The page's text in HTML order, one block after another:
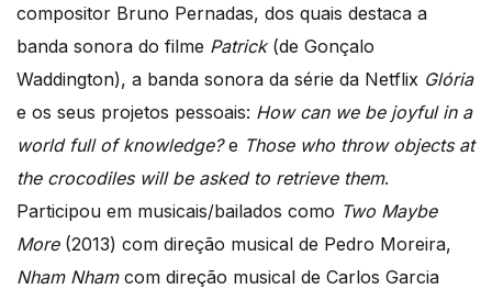
compositor Bruno Pernadas, dos quais destaca a
banda sonora do filme Patrick(de Gonçalo
Waddington), a banda sonora da série da Netflix Glória
e os seus projetos pessoais: How can we be joyful in a
world full of knowledge?e Those who throw objects at
the crocodiles will be asked to retrieve them.
Participou em musicais/bailados como Two Maybe
More(2013) com direção musical de Pedro Moreira,
Nham Nhamcom direção musical de Carlos Garcia